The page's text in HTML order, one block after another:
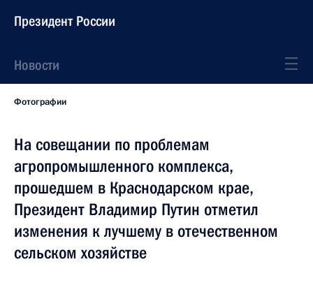
Президент России
Новости
Фотографии
На совещании по проблемам
агропромышленного комплекса,
прошедшем в Краснодарском крае,
Президент Владимир Путин отметил
изменения к лучшему в отечественном
сельском хозяйстве